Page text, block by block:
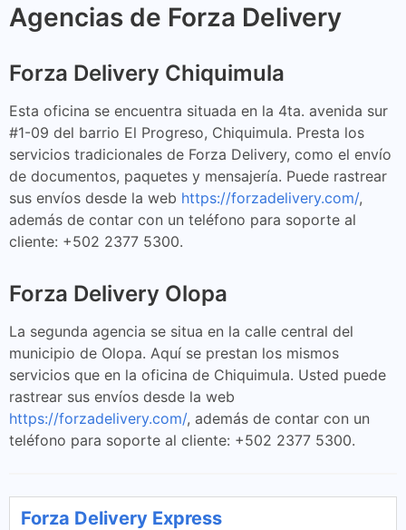
Agencias de Forza Delivery
Forza Delivery Chiquimula
Esta oficina se encuentra situada en la 4ta. avenida sur
#1-09 del barrio El Progreso, Chiquimula. Presta los
servicios tradicionales de Forza Delivery, como el envío
de documentos, paquetes y mensajería. Puede rastrear
sus envíos desde la web https://forzadelivery.com/,
además de contar con un teléfono para soporte al
cliente: +502 2377 5300.
Forza Delivery Olopa
La segunda agencia se situa en la calle central del
municipio de Olopa. Aquí se prestan los mismos
servicios que en la oficina de Chiquimula. Usted puede
rastrear sus envíos desde la web
https://forzadelivery.com/, además de contar con un
teléfono para soporte al cliente: +502 2377 5300.
Forza Delivery Express